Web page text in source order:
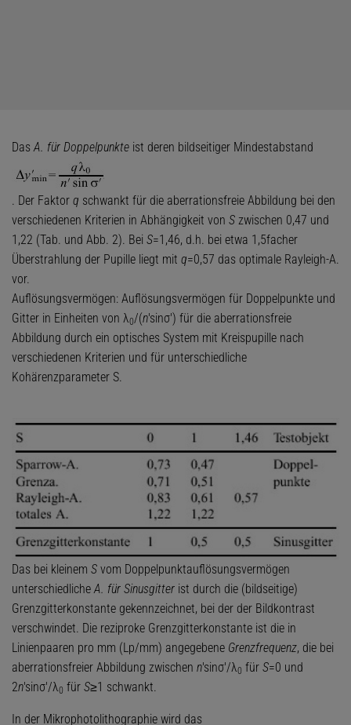
DasA. für Doppelpunkte ist deren bildseitiger Mindestabstand
. Der Faktor q schwankt für die aberrationsfreie Abbildung bei den
verschiedenen Kriterien in Abhängigkeit von S zwischen 0,47 und
1,22 (Tab. und Abb. 2). Bei S=1,46, d.h. bei etwa 1,5facher
Überstrahlung der Pupille liegt mit q=0,57 das optimale Rayleigh-A.
vor.
Auflösungsvermögen: Auflösungsvermögen für Doppelpunkte und
Gitter in Einheiten von λ0/(n'sinσ') für die aberrationsfreie
Abbildung durch ein optisches System mit Kreispupille nach
verschiedenen Kriterien und für unterschiedliche
Kohärenzparameter S.
Das bei kleinem S vom Doppelpunktauflösungsvermögen
unterschiedlicheA. für Sinusgitter ist durch die (bildseitige)
Grenzgitterkonstante gekennzeichnet, bei der der Bildkontrast
verschwindet. Die reziproke Grenzgitterkonstante ist die in
Linienpaaren pro mm (Lp/mm) angegebene Grenzfrequenz, die bei
aberrationsfreier Abbildung zwischen n'sinσ'/λ0 für S=0 und
2n'sinσ'/λ0 für S≥1 schwankt.
In der Mikrophotolithographie wird das